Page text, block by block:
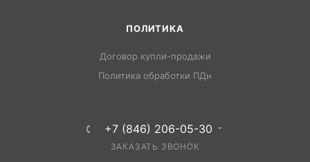
ПОЛИТИКА
Договор купли-продажи
Политика обработки ПДн
+7 (846) 206-05-30
ЗАКАЗАТЬ ЗВОНОК